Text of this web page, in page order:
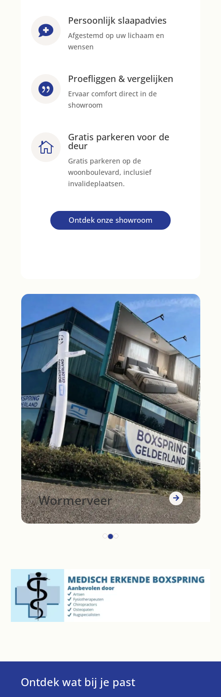

Persoonlijk slaapadvies
Afgestemd op uw lichaam en
wensen

Proefliggen & vergelijken
Ervaar comfort direct in de
showroom

Gratis parkeren voor de
deur
Gratis parkeren op de
woonboulevard, inclusief
invalideplaatsen.
Ontdek onze showroom
Wormerveer
Ontdek wat bij je past